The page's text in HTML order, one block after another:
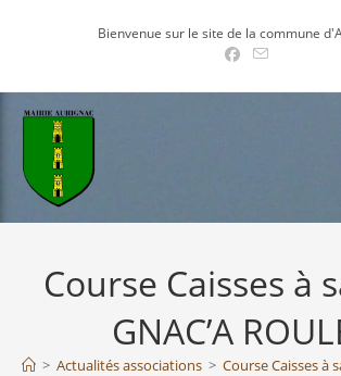
Bienvenue sur le site de la commune
Course Caisses à
GNAC’A
> Actualités associations > Course Caisses à